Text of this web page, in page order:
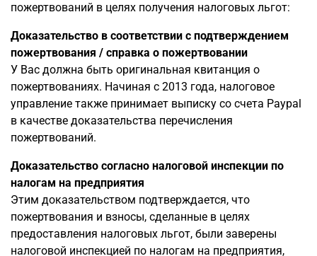
пожертвований в целях получения налоговых льгот:
Доказательство в соответствии с подтверждением
пожертвования / справка о пожертвовании
У Вас должна быть оригинальная квитанция о
пожертвованиях. Начиная с 2013 года, налоговое
управление также принимает выписку со счета Paypal
в качестве доказательства перечисления
пожертвований.
Доказательство согласно налоговой инспекции по
налогам на предприятия
Этим доказательством подтверждается, что
пожертвования и взносы, сделанные в целях
предоставления налоговых льгот, были заверены
налоговой инспекцией по налогам на предприятия,